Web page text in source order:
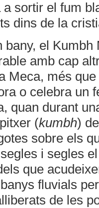
sortir el fum
dins de la
bany, el Kumbh
amb cap
Meca, més
o celebra un
quan durant
(kumbh)
sobre els
i segles
que
fluvials
de les